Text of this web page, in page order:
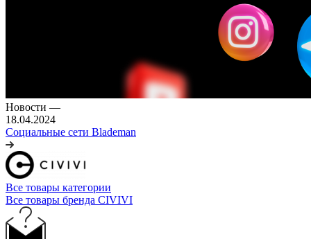
Новости —
18.04.2024
Социальные сети Blademan
Все товары категории
Все товары бренда CIVIVI